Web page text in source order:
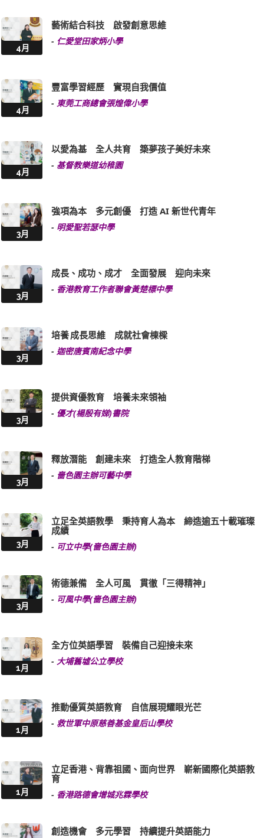
4月
藝術結合科技 啟發創意思維
- 仁愛堂田家炳小學
4月
豐富學習經歷 實現自我價值
- 東莞工商總會張煌偉小學
4月
以愛為基 全人共育 築夢孩子美好未來
- 基督教樂道幼稚園
3月
強項為本 多元創優 打造 AI 新世代青年
- 明愛聖若瑟中學
3月
成長、成功、成才 全面發展 迎向未來
- 香港教育工作者聯會黃楚標中學
3月
培養 成長思維 成就社會棟樑
- 迦密唐賓南紀念中學
3月
提供資優教育 培養未來領袖
- 優才(楊殷有娣)書院
3月
釋放潛能 創建未來 打造全人教育階梯
- 嗇色園主辦可藝中學
3月
立足全英語教學 秉持育人為本 締造逾五十載璀璨
成績
- 可立中學(嗇色園主辦)
3月
術德兼備 全人可風 貫徹「三得精神」
- 可風中學(嗇色園主辦)
1月
全方位英語學習 裝備自己迎接未來
- 大埔舊墟公立學校
1月
推動優質英語教育 自信展現耀眼光芒
- 救世軍中原慈善基金皇后山學校
1月
立足香港、背靠祖國、面向世界 嶄新國際化英語教
育
- 香港路德會增城兆霖學校
創造機會 多元學習 持續提升英語能力